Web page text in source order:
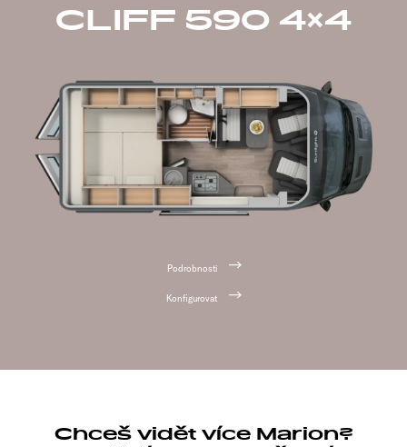
CLIFF 590 4×4
Podrobnosti
Konfigurovat
Chceš vidět více Marion?